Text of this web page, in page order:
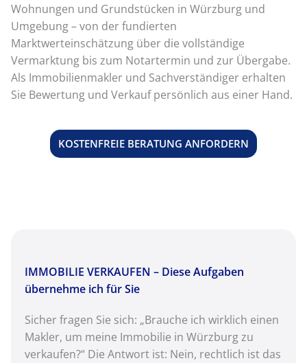
Wohnungen und Grundstücken in Würzburg und
Umgebung – von der fundierten
Marktwerteinschätzung über die vollständige
Vermarktung bis zum Notartermin und zur Übergabe.
Als Immobilienmakler und Sachverständiger erhalten
Sie Bewertung und Verkauf persönlich aus einer Hand.
KOSTENFREIE BERATUNG ANFORDERN
IMMOBILIE VERKAUFEN – Diese Aufgaben
übernehme ich für Sie
Sicher fragen Sie sich: „Brauche ich wirklich einen
Makler, um meine Immobilie in Würzburg zu
verkaufen?“ Die Antwort ist: Nein, rechtlich ist das